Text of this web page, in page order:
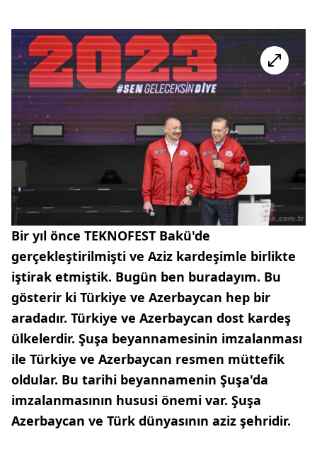
Bir yıl önce TEKNOFEST Bakü'de
gerçekleştirilmişti ve Aziz kardeşimle birlikte
iştirak etmiştik. Bugün ben buradayım. Bu
gösterir ki Türkiye ve Azerbaycan hep bir
aradadır. Türkiye ve Azerbaycan dost kardeş
ülkelerdir. Şuşa beyannamesinin imzalanması
ile Türkiye ve Azerbaycan resmen müttefik
oldular. Bu tarihi beyannamenin Şuşa'da
imzalanmasının hususi önemi var. Şuşa
Azerbaycan ve Türk dünyasının aziz şehridir.